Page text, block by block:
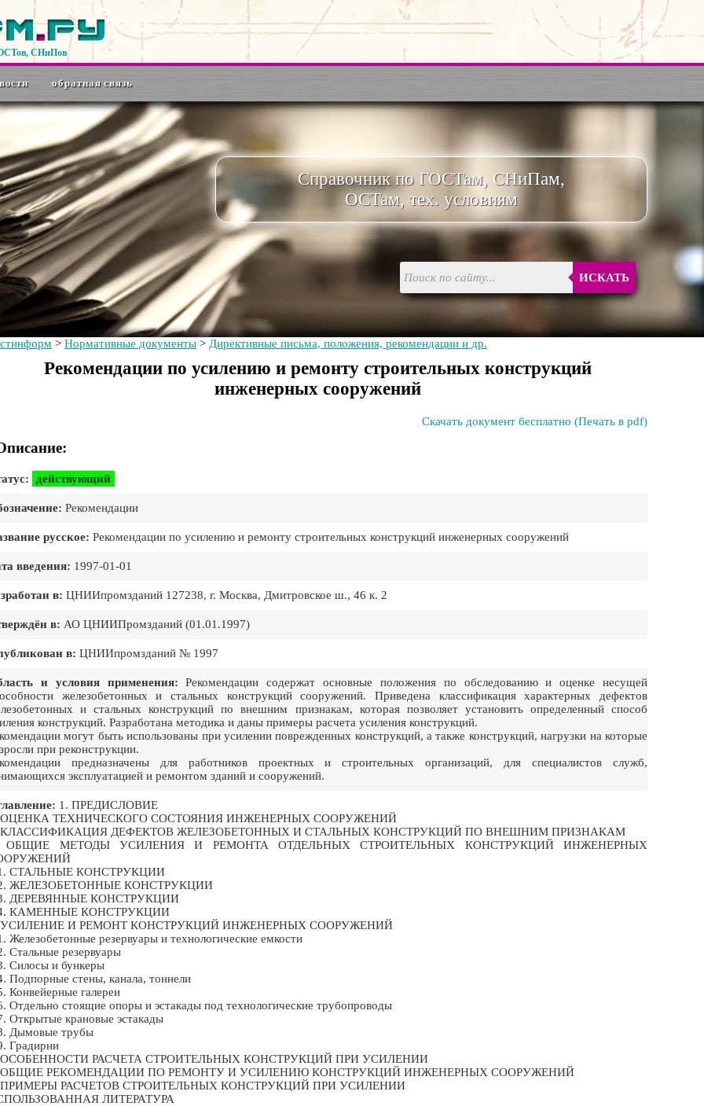
СНиПов
обратная связь
Справочник по ГОСТам, СНиПам,
ОСТам, тех. условиям
ИСКАТЬ
> Нормативные документы > Директивные письма, положения, рекомендации и др.
Рекомендации по усилению и ремонту строительных конструкций
инженерных сооружений
Скачать документ бесплатно (Печать в pdf)
действующий
Рекомендации
русское: Рекомендации по усилению и ремонту строительных конструкций инженерных сооружений
введения: 1997-01-01
в: ЦНИИпромзданий 127238, г. Москва, Дмитровское ш., 46 к. 2
в: АО ЦНИИПромзданий (01.01.1997)
в: ЦНИИпромзданий № 1997
и условия применения: Рекомендации содержат основные положения по обследованию и оценке несущей
железобетонных и стальных конструкций сооружений. Приведена классификация характерных дефектов
и стальных конструкций по внешним признакам, которая позволяет установить определенный способ
конструкций. Разработана методика и даны примеры расчета усиления конструкций.
могут быть использованы при усилении поврежденных конструкций, а также конструкций, нагрузки на которые
при реконструкции.
предназначены для работников проектных и строительных организаций, для специалистов служб,
эксплуатацией и ремонтом зданий и сооружений.
1. ПРЕДИСЛОВИЕ
ОЦЕНКА ТЕХНИЧЕСКОГО СОСТОЯНИЯ ИНЖЕНЕРНЫХ СООРУЖЕНИЙ
КЛАССИФИКАЦИЯ ДЕФЕКТОВ ЖЕЛЕЗОБЕТОННЫХ И СТАЛЬНЫХ КОНСТРУКЦИЙ ПО ВНЕШНИМ ПРИЗНАКАМ
ОБЩИЕ МЕТОДЫ УСИЛЕНИЯ И РЕМОНТА ОТДЕЛЬНЫХ СТРОИТЕЛЬНЫХ КОНСТРУКЦИЙ ИНЖЕНЕРНЫХ
СТАЛЬНЫЕ КОНСТРУКЦИИ
ЖЕЛЕЗОБЕТОННЫЕ КОНСТРУКЦИИ
ДЕРЕВЯННЫЕ КОНСТРУКЦИИ
КАМЕННЫЕ КОНСТРУКЦИИ
УСИЛЕНИЕ И РЕМОНТ КОНСТРУКЦИЙ ИНЖЕНЕРНЫХ СООРУЖЕНИЙ
Железобетонные резервуары и технологические емкости
Стальные резервуары
Силосы и бункеры
Подпорные стены, канала, тоннели
Конвейерные галереи
Отдельно стоящие опоры и эстакады под технологические трубопроводы
Открытые крановые эстакады
Дымовые трубы
Градирни
ОСОБЕННОСТИ РАСЧЕТА СТРОИТЕЛЬНЫХ КОНСТРУКЦИЙ ПРИ УСИЛЕНИИ
ОБЩИЕ РЕКОМЕНДАЦИИ ПО РЕМОНТУ И УСИЛЕНИЮ КОНСТРУКЦИЙ ИНЖЕНЕРНЫХ СООРУЖЕНИЙ
ПРИМЕРЫ РАСЧЕТОВ СТРОИТЕЛЬНЫХ КОНСТРУКЦИЙ ПРИ УСИЛЕНИИ
ЛИТЕРАТУРА